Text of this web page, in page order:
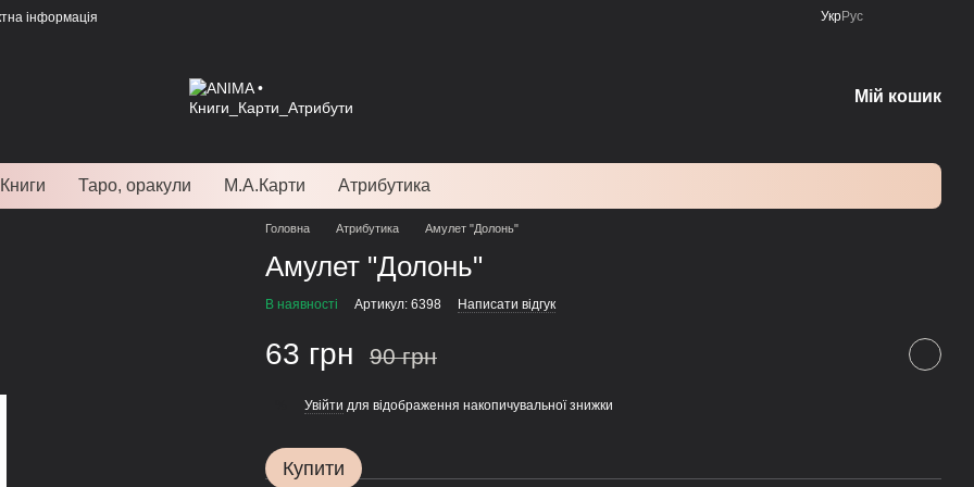
інформація УкрРус
Мій кошик
Книги Таро, оракули М.А.Карти Атрибутика
Головна Атрибутика Амулет "Долонь"
Амулет "Долонь"
В наявності Артикул: 6398 Написати відгук
63 грн 90 грн
Увійти для відображення накопичувальної знижки
Купити